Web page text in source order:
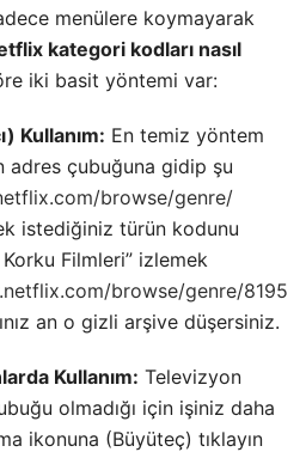
menülere koymayarak
kategori kodları nasıl
iki basit yöntemi var:
Kullanım: En temiz yöntem
adres çubuğuna gidip şu
browse/genre/
istediğiniz türün kodunu
Filmleri” izlemek
browse/genre/8195
an o gizli arşive düşersiniz.
Kullanım: Televizyon
olmadığı için işiniz daha
ikonuna (Büyüteç) tıklayın